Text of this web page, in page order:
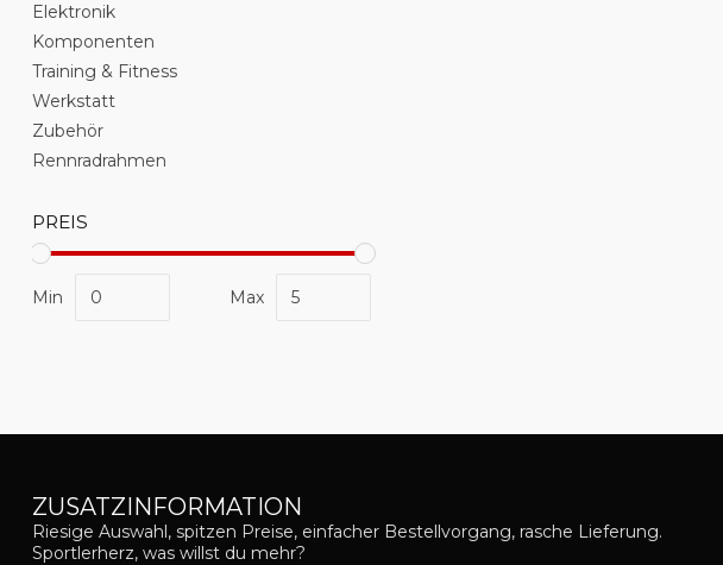
Elektronik
Komponenten
Training & Fitness
Werkstatt
Zubehör
Rennradrahmen
PREIS
Min Max
ZUSATZINFORMATION
Riesige Auswahl, spitzen Preise, einfacher Bestellvorgang, rasche Lieferung.
Sportlerherz, was willst du mehr?